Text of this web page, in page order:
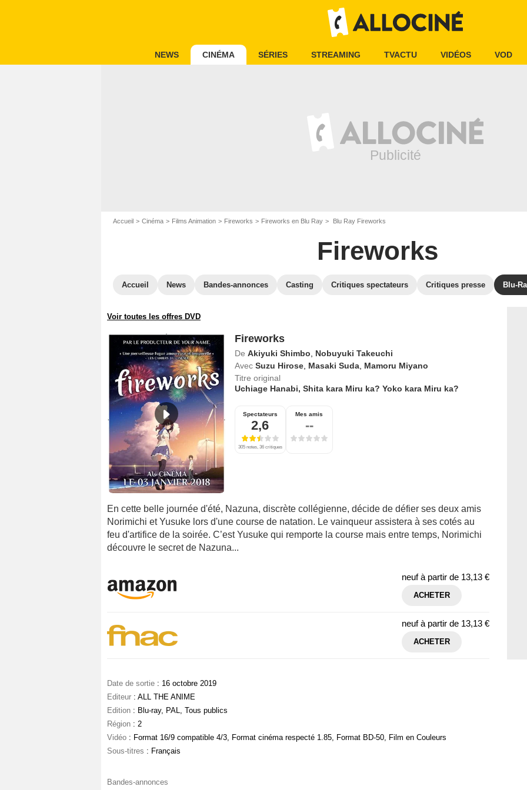
NEWS CINÉMA SÉRIES STREAMING TVACTU VIDÉOS VOD
Accueil Cinéma Films Animation Fireworks Fireworks en Blu Ray Blu Ray Fireworks
Fireworks
Accueil News Bandes-annonces Casting Critiques spectateurs Critiques presse Blu-
Voir toutes les offres DVD
Fireworks
De Akiyuki Shimbo
Nobuyuki Takeuchi
Avec Suzu Hirose, Masaki Suda, Mamoru Miyano
Titre original
Uchiage Hanabi, Shita kara Miru ka? Yoko kara Miru ka?
Spectateurs
2,6
305 notes, 36 critiques
Mes amis
--
En cette belle journée d'été, Nazuna, discrète collégienne, décide de défier ses deux amis
Norimichi et Yusuke lors d'une course de natation. Le vainqueur assistera à ses cotés au
feu d'artifice de la soirée. C’est Yusuke qui remporte la course mais entre temps, Norimichi
découvre le secret de Nazuna...
neuf à partir de 13,13 €
ACHETER
neuf à partir de 13,13 €
ACHETER
Date de sortie : 16 octobre 2019
Editeur : ALL THE ANIME
Edition : Blu-ray, PAL, Tous publics
Région : 2
Vidéo : Format 16/9 compatible 4/3, Format cinéma respecté 1.85, Format BD-50, Film en Couleurs
Sous-titres : Français
Bandes-annonces